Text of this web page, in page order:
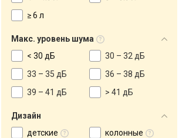
≥ 6 л
Макс. уровень шума
< 30 дБ
30 – 32 дБ
33 – 35 дБ
36 – 38 дБ
39 – 41 дБ
> 41 дБ
Дизайн
детские
колонные